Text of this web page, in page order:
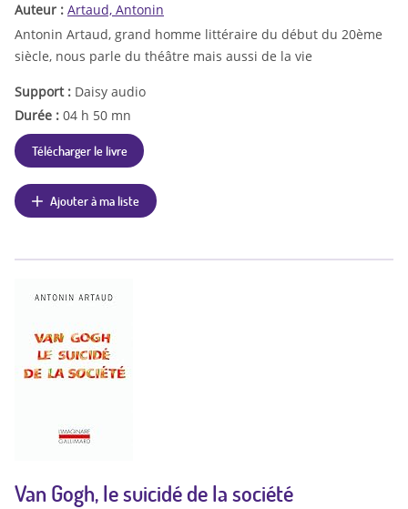
Auteur : Artaud, Antonin
Antonin Artaud, grand homme littéraire du début du 20ème
siècle, nous parle du théâtre mais aussi de la vie
Support : Daisy audio
Durée : 04 h 50 mn
Télécharger le livre
Ajouter à ma liste
Van Gogh, le suicidé de la société